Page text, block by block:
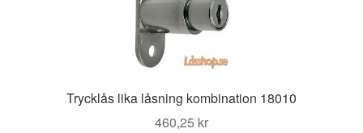
Trycklås lika låsning kombination 18010
460,25 kr